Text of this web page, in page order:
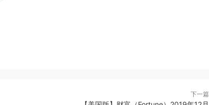
下一篇